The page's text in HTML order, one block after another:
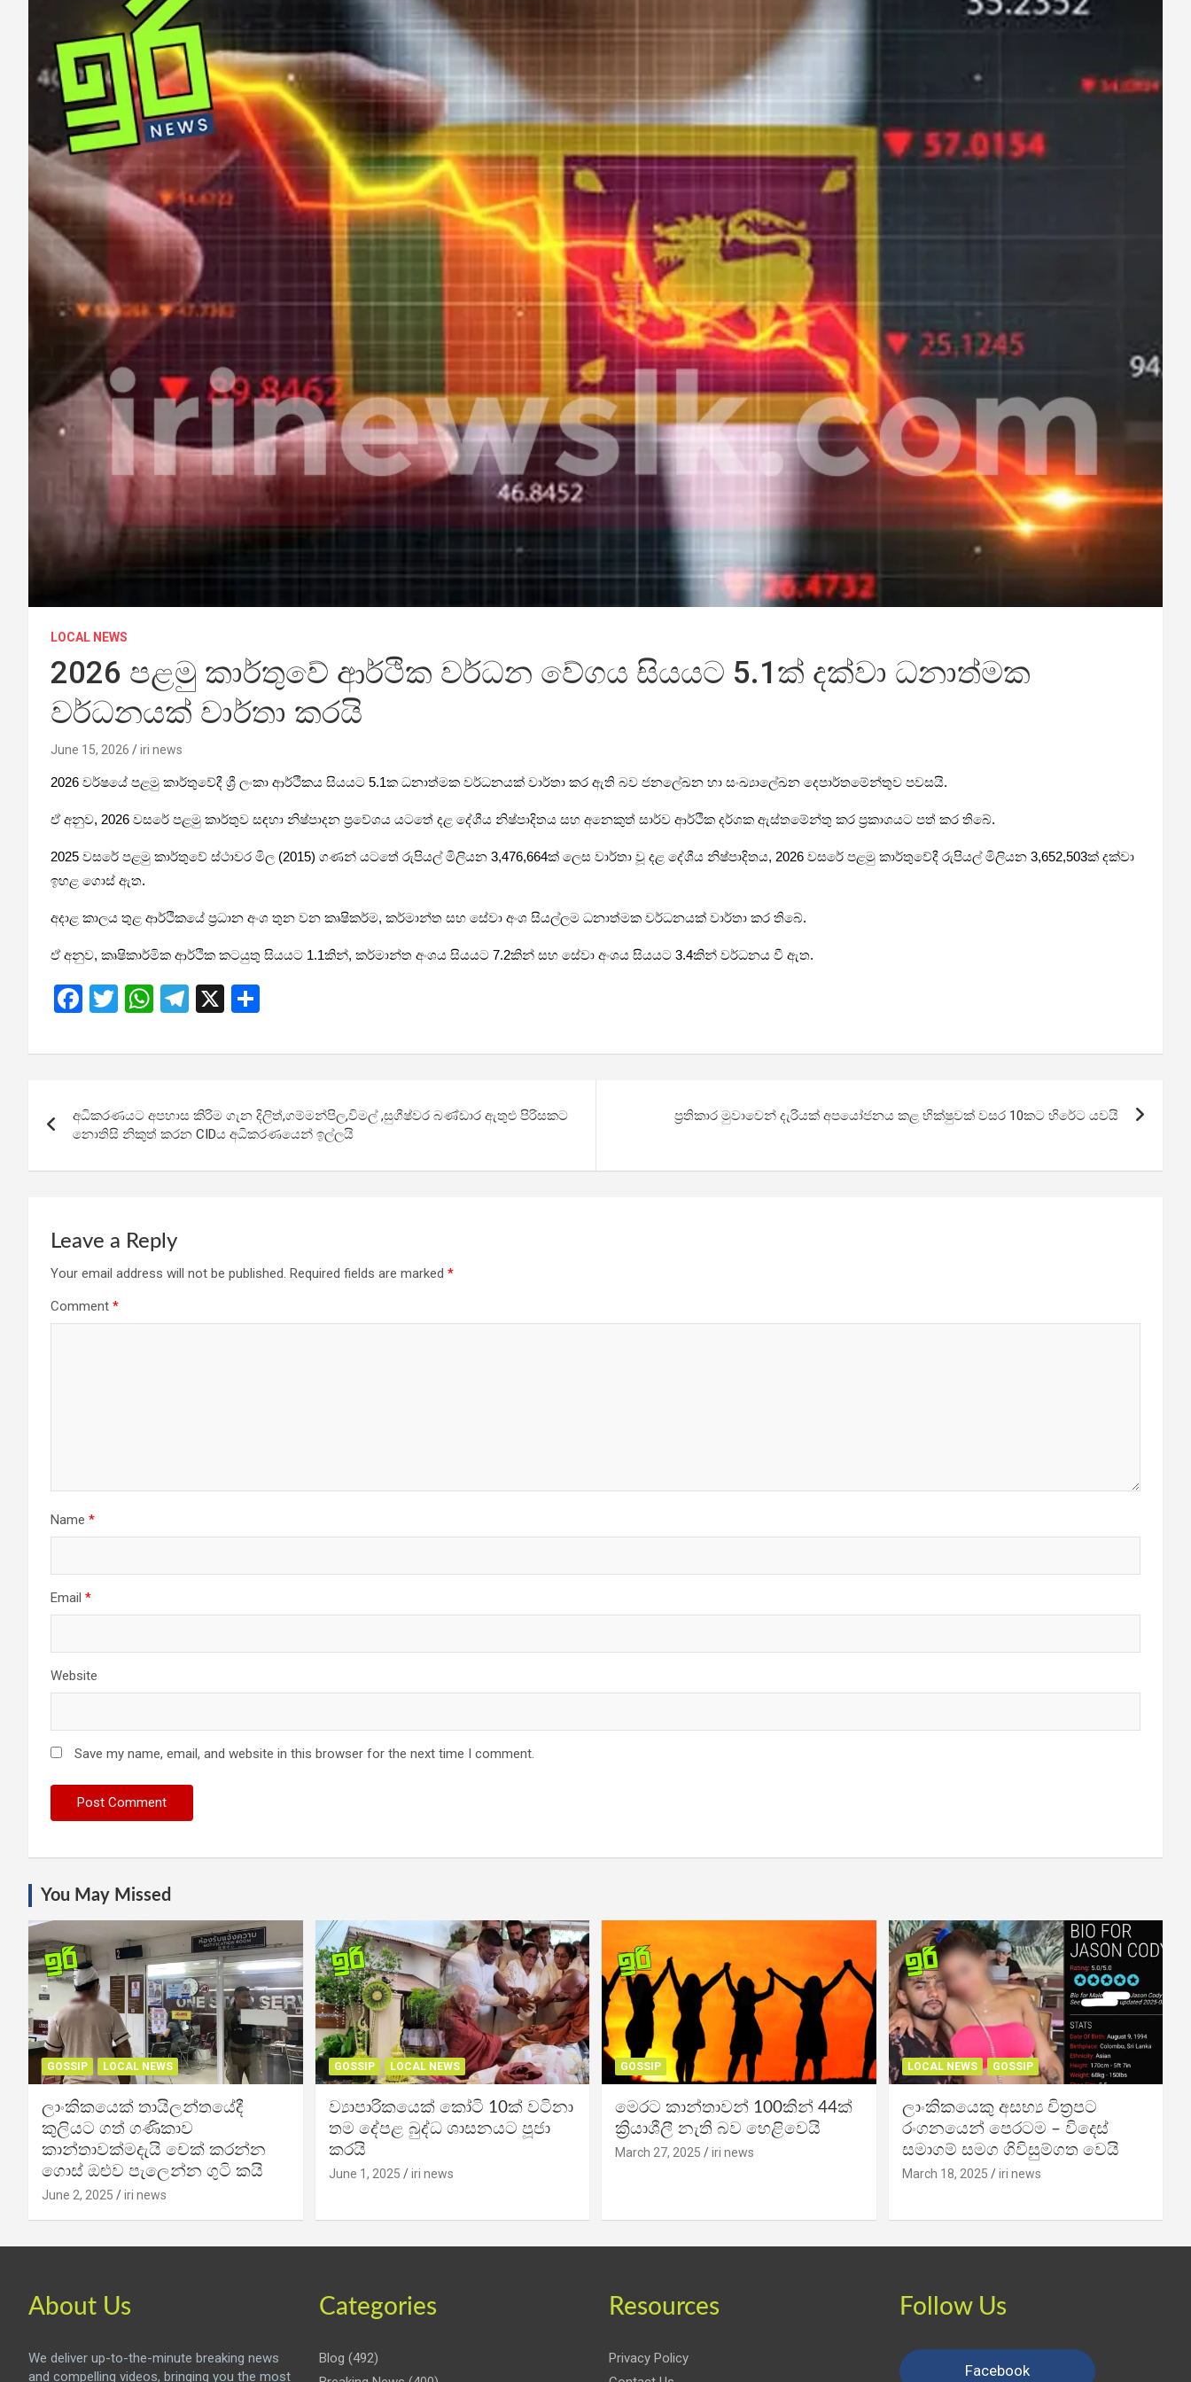
LOCAL NEWS
2026 පළමු කාර්තුවේ ආර්ථික වර්ධන වේගය සියයට 5.1ක් දක්වා ධනාත්මක
වර්ධනයක් වාර්තා කරයි
June 15, 2026 iri news
2026 වර්ෂයේ පළමු කාර්තුවේදී ශ්‍රී ලංකා ආර්ථිකය සියයට 5.1ක ධනාත්මක වර්ධනයක් වාර්තා කර ඇති බව ජනලේඛන හා සංඛ්‍යාලේඛන දෙපාර්තමේන්තුව පවසයි.
ඒ අනුව, 2026 වසරේ පළමු කාර්තුව සඳහා නිෂ්පාදන ප්‍රවේශය යටතේ දළ දේශීය නිෂ්පාදිතය සහ අනෙකුත් සාර්ව ආර්ථික දර්ශක ඇස්තමේන්තු කර ප්‍රකාශයට පත් කර තිබේ.
2025 වසරේ පළමු කාර්තුවේ ස්ථාවර මිල (2015) ගණන් යටතේ රුපියල් මිලියන 3,476,664ක් ලෙස වාර්තා වූ දළ දේශීය නිෂ්පාදිතය, 2026 වසරේ පළමු කාර්තුවේදී රුපියල් මිලියන 3,652,503ක් දක්වා
ඉහළ ගොස් ඇත.
අදාළ කාලය තුළ ආර්ථිකයේ ප්‍රධාන අංශ තුන වන කෘෂිකර්ම, කර්මාන්ත සහ සේවා අංශ සියල්ලම ධනාත්මක වර්ධනයක් වාර්තා කර තිබේ.
ඒ අනුව, කෘෂිකාර්මික ආර්ථික කටයුතු සියයට 1.1කින්, කර්මාන්ත අංශය සියයට 7.2කින් සහ සේවා අංශය සියයට 3.4කින් වර්ධනය වී ඇත.
F
ce
o
o
k
T
tt
W
at
A
p
p
T
e
a
m
X
ar
navigation
අධිකරණයට අපහාස කිරිම ගැන දිලිත්,ගම්මන්පිල,විමල් ,සුගීෂ්වර බණ්ඩාර ඇතුළු පිරිසකට
නොතිසි නිකුත් කරන CIDය අධිකරණයෙන් ඉල්ලයි
ප්‍රතිකාර මුවාවෙන් දැරියක් අපයෝජනය කළ භික්ෂුවක් වසර 10කට හිරේට යවයි
Leave a Reply
Your email address will not be published. Required fields are marked *
Comment *
Name *
Email *
Website
Save my name, email, and website in this browser for the next time I comment.
You May Missed
GOSSIP LOCAL NEWS
ලාංකිකයෙක් තායිලන්තයේදී
කුලියට ගත් ගණිකාව
කාන්තාවක්මදැයි චෙක් කරන්න
ගොස් ඔළුව පැලෙන්න ගුටි කයි
June 2, 2025 iri news
GOSSIP LOCAL NEWS
ව්‍යාපාරිකයෙක් කෝටි 10ක් වටිනා
තම දේපළ බුද්ධ ශාසනයට පූජා
කරයි
June 1, 2025 iri news
GOSSIP
මෙරට කාන්තාවන් 100කින් 44ක්
ක්‍රියාශීලී නැති බව හෙළිවෙයි
March 27, 2025 iri news
LOCAL NEWS GOSSIP
ලාංකිකයෙකු අසභ්‍ය චිත්‍රපට
රංගනයෙන් පෙරටම – විදෙස්
සමාගම් සමග ගිවිසුම්ගත වෙයි
March 18, 2025 iri news
About Us
We deliver up-to-the-minute breaking news
and compelling videos, bringing you the most
Categories
Blog (492)
Resources
Privacy Policy
Follow Us
Facebook